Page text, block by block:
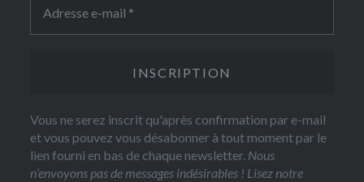
Vous ne serez inscrit qu'après confirmation par e-mail
et vous pouvez vous désabonner à tout moment par le
lien fourni en bas de chaque newsletter. Nous
n’envoyons pas de messages indésirables ! Lisez notre